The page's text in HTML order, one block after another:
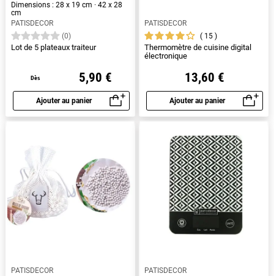
Dimensions : 28 x 19 cm · 42 x 28
cm
PATISDECOR
(0)
Lot de 5 plateaux traiteur
Dès 5,90 €
Ajouter au panier
Aperçu rapide
PATISDECOR
15
Thermomètre de cuisine digital
électronique
13,60 €
Ajouter au panier
Aperçu rapide
PATISDECOR
PATISDECOR